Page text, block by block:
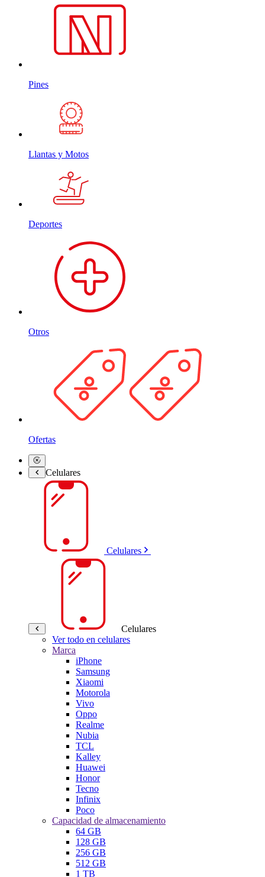
Pines
Llantas y Motos
Deportes
Otros
Ofertas
Celulares
Celulares
Celulares
Ver todo en celulares
Marca
iPhone
Samsung
Xiaomi
Motorola
Vivo
Oppo
Realme
Nubia
TCL
Kalley
Huawei
Honor
Tecno
Infinix
Poco
Capacidad de almacenamiento
64 GB
128 GB
256 GB
512 GB
1 TB